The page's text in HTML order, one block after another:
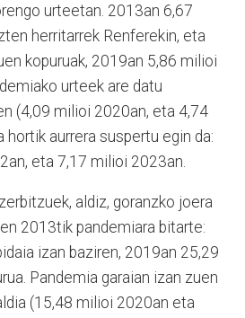
urteetan. 2013an 6,67
herritarrek Renferekin, eta
kopuruak, 2019an 5,86 milioi
urteek are datu
(4,09 milioi 2020an, eta 4,74
hortik aurrera suspertu egin da:
eta 7,17 milioi 2023an.
aldiz, goranzko joera
2013tik pandemiara bitarte:
izan baziren, 2019an 25,29
Pandemia garaian izan zuen
(15,48 milioi 2020an eta